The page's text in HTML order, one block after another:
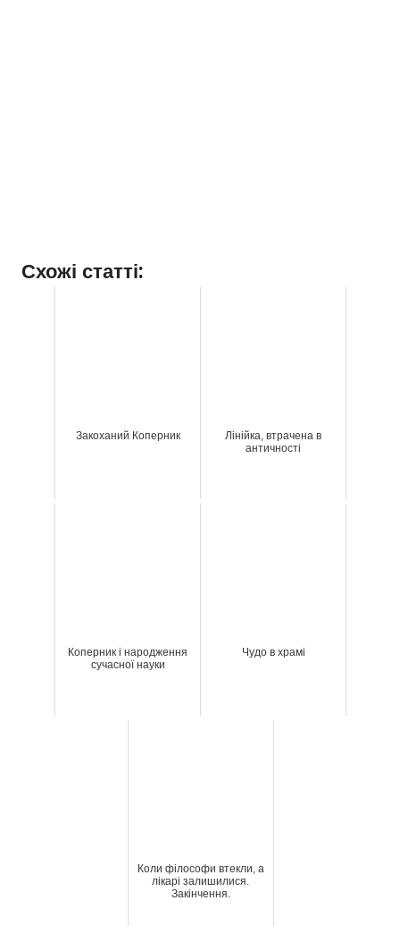
Схожі статті:
Закоханий Коперник
Лінійка, втрачена в
античності
Коперник і народження
сучасної науки
Чудо в храмі
Коли філософи втекли, а
лікарі залишилися.
Закінчення.